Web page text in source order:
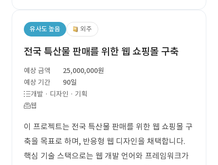
유사도 높음 외주
전국 특산물 판매를 위한 웹 쇼핑몰 구축
예상 금액
25,000,000원
예상 기간
90일
개발 · 디자인 · 기획
웹
이 프로젝트는 전국 특산물 판매를 위한 웹 쇼핑몰 구
축을 목표로 하며, 반응형 웹 디자인을 채택합니다.
핵심 기술 스택으로는 웹 개발 언어와 프레임워크가